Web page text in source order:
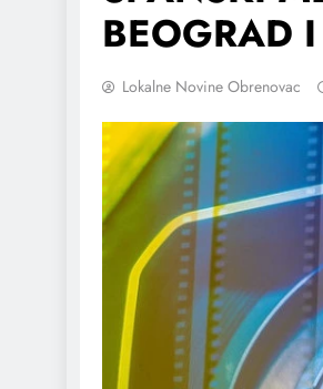
BEOGRAD
Lokalne Novine Obrenovac